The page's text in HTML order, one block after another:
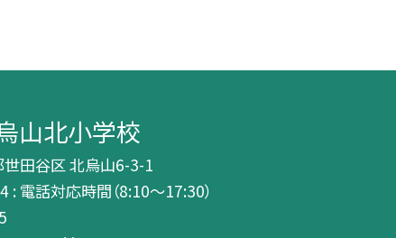
山北小学校
田谷区 北烏山6-3-1
電話対応時間（8:10～17:30）